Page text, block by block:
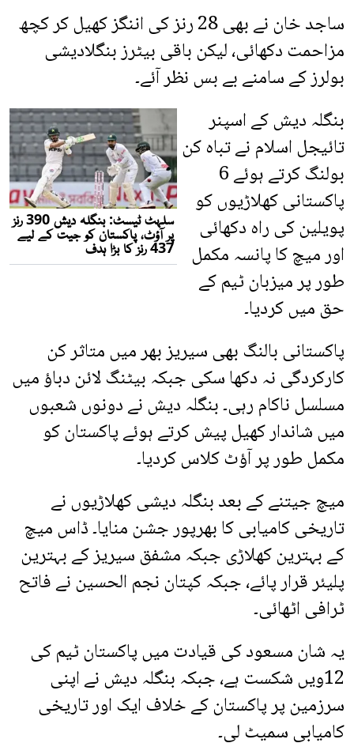
ساجد خان نے بھی 28 رنز کی اننگز کھیل کر کچھ
مزاحمت دکھائی، لیکن باقی بیٹرز بنگلادیشی
بولرز کے سامنے بے بس نظر آئے۔
بنگلہ دیش کے اسپنر
تائیجل اسلام نے تباہ کن
بولنگ کرتے ہوئے 6
پاکستانی کھلاڑیوں کو
پویلین کی راہ دکھائی
اور میچ کا پانسہ مکمل
طور پر میزبان ٹیم کے
حق میں کردیا۔
پاکستانی بالنگ بھی سیریز بھر میں متاثر کن
کارکردگی نہ دکھا سکی جبکہ بیٹنگ لائن دباؤ میں
مسلسل ناکام رہی۔ بنگلہ دیش نے دونوں شعبوں
میں شاندار کھیل پیش کرتے ہوئے پاکستان کو
مکمل طور پر آؤٹ کلاس کردیا۔
میچ جیتنے کے بعد بنگلہ دیشی کھلاڑیوں نے
تاریخی کامیابی کا بھرپور جشن منایا۔ ڈاس میچ
کے بہترین کھلاڑی جبکہ مشفق سیریز کے بہترین
پلیئر قرار پائے، جبکہ کپتان نجم الحسین نے فاتح
ٹرافی اٹھائی۔
یہ شان مسعود کی قیادت میں پاکستان ٹیم کی
12ویں شکست ہے، جبکہ بنگلہ دیش نے اپنی
سرزمین پر پاکستان کے خلاف ایک اور تاریخی
کامیابی سمیٹ لی۔